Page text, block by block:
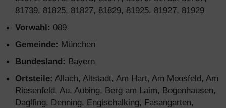
81739, 81825, 81827, 81829, 81925, 81927, 81929
Vorwahl: 089
Gemeinde: München
Bundesland: Bayern
Ortsteile: Allach, Altstadt, Am Hart, Am Moosfeld, Am
Riesenfeld, Au, Aubing, Berg am Laim, Bogenhausen,
Daglfing, Denning, Englschalking, Fasangarten,